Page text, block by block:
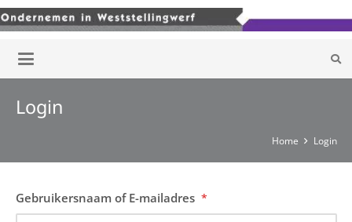
Login
Home Login
Gebruikersnaam of E-mailadres *